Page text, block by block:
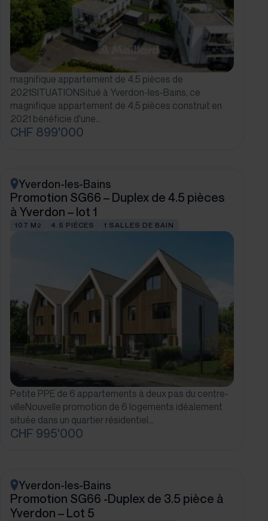
magnifique appartement de 4,5 pièces de
2021SITUATIONSitué à Yverdon-les-Bains, ce
magnifique appartement de 4,5 pièces construit en
2021 bénéficie d'une…
CHF 899'000
Yverdon-les-Bains
Promotion SG66 – Duplex de 4.5 pièces
à Yverdon – lot 1
107 M 2 4.5 PIÈCES 1 SALLES DE BAIN
Petite PPE de 6 appartements à deux pas du centre-
villeNouvelle promotion de 6 logements idéalement
située dans un quartier résidentiel…
CHF 995'000
Yverdon-les-Bains
Promotion SG66 -Duplex de 3.5 pièce à
Yverdon – Lot 5